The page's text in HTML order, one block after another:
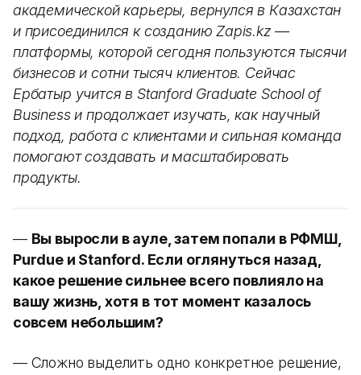
академической карьеры, вернулся в Казахстан
и присоединился к созданию Zapis.kz —
платформы, которой сегодня пользуются тысячи
бизнесов и сотни тысяч клиентов. Сейчас
Ербатыр учится в Stanford Graduate School of
Business и продолжает изучать, как научный
подход, работа с клиентами и сильная команда
помогают создавать и масштабировать
продукты.
— Вы выросли в ауле, затем попали в РФМШ,
Purdue и Stanford. Если оглянуться назад,
какое решение сильнее всего повлияло на
вашу жизнь, хотя в тот момент казалось
совсем небольшим?
— Сложно выделить одно конкретное решение,